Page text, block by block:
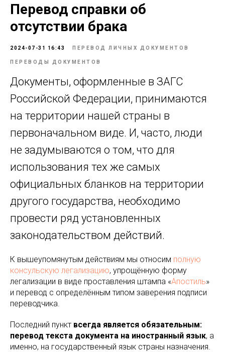
Перевод справки об
отсутствии брака
2024-07-31 16:43 ПЕРЕВОД ЛИЧНЫХ ДОКУМЕНТОВ
ПЕРЕВОДЫ ДОКУМЕНТОВ
Документы, оформленные в ЗАГС
Российской Федерации, принимаются
на территории нашей страны в
первоначальном виде. И, часто, люди
не задумываются о том, что для
использования тех же самых
официальных бланков на территории
другого государства, необходимо
провести ряд установленных
законодательством действий.
К вышеупомянутым действиям мы относим полную
консульскую легализацию, упрощённую форму
легализации в виде проставления штампа «Апостиль»
и перевод с определённым типом заверения подписи
переводчика.
Последний пункт всегда является обязательным:
перевод текста документа на иностранный язык, а
именно, на государственный язык страны назначения.